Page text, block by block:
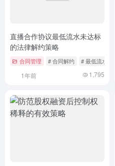
直播合作协议最低流水未达标
的法律解约策略
合同管理 # 合同解约 # 最低流水约定
1年前 1,795